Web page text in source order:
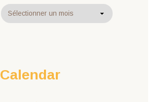
Archives
Calendar